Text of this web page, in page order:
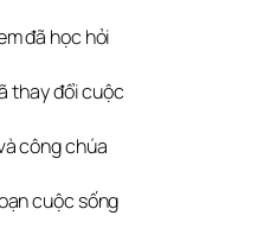
đã học hỏi
thay đổi cuộc
công chúa
cuộc sống